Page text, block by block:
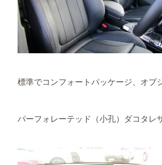
標準でコンフォートパッケージ、オプ
パーフォレーテッド（小孔）ダコタ